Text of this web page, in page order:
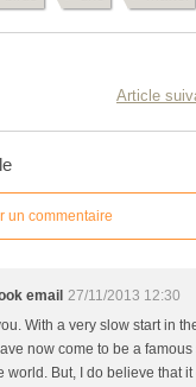
Article
un commentaire
email 27/11/2013 12:30
With a very slow start in
now come to be a
world. But, I do believe that